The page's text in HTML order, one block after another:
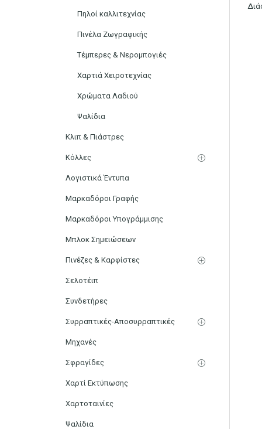
Πηλοί καλλιτεχνίας
Πινέλα Ζωγραφικής
Τέμπερες & Νερομπογιές
Χαρτιά Χειροτεχνίας
Χρώματα Λαδιού
Ψαλίδια
Κλιπ & Πιάστρες
Κόλλες
Λογιστικά Έντυπα
Μαρκαδόροι Γραφής
Μαρκαδόροι Υπογράμμισης
Μπλοκ Σημειώσεων
Πινέζες & Καρφίστες
Σελοτέιπ
Συνδετήρες
Συρραπτικές-Αποσυρραπτικές
Μηχανές
Σφραγίδες
Χαρτί Εκτύπωσης
Χαρτοταινίες
Ψαλίδια